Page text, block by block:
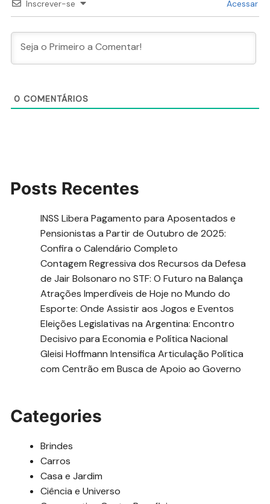
Inscrever-se Acessar
0 COMENTÁRIOS
Posts Recentes
INSS Libera Pagamento para Aposentados e
Pensionistas a Partir de Outubro de 2025:
Confira o Calendário Completo
Contagem Regressiva dos Recursos da Defesa
de Jair Bolsonaro no STF: O Futuro na Balança
Atrações Imperdíveis de Hoje no Mundo do
Esporte: Onde Assistir aos Jogos e Eventos
Eleições Legislativas na Argentina: Encontro
Decisivo para Economia e Política Nacional
Gleisi Hoffmann Intensifica Articulação Política
com Centrão em Busca de Apoio ao Governo
Categories
Brindes
Carros
Casa e Jardim
Ciência e Universo